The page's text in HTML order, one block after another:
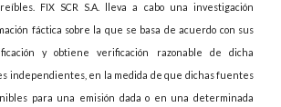
FIX SCR S.A. lleva a cabo una investigación
fáctica sobre la que se basa de acuerdo con sus
y obtiene verificación razonable de dicha
independientes, en la medida de que dichas fuentes
para una emisión dada o en una determinada